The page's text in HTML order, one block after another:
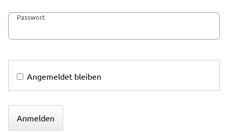
Passwort
Angemeldet bleiben
Anmelden